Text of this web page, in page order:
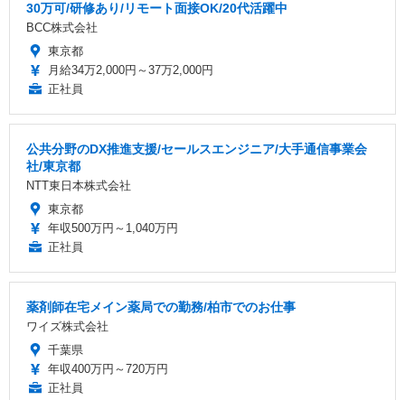
30万可/研修あり/リモート面接OK/20代活躍中
BCC株式会社
東京都
月給34万2,000円～37万2,000円
正社員
公共分野のDX推進支援/セールスエンジニア/大手通信事業会
社/東京都
NTT東日本株式会社
東京都
年収500万円～1,040万円
正社員
薬剤師在宅メイン薬局での勤務/柏市でのお仕事
ワイズ株式会社
千葉県
年収400万円～720万円
正社員